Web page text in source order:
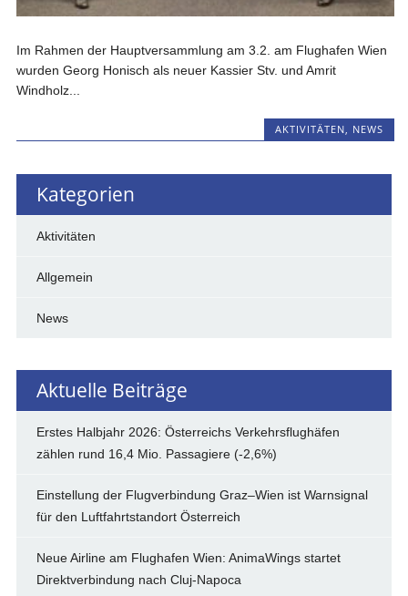
Im Rahmen der Hauptversammlung am 3.2. am Flughafen Wien
wurden Georg Honisch als neuer Kassier Stv. und Amrit
Windholz...
AKTIVITÄTEN, NEWS
Kategorien
Aktivitäten
Allgemein
News
Aktuelle Beiträge
Erstes Halbjahr 2026: Österreichs Verkehrsflughäfen
zählen rund 16,4 Mio. Passagiere (-2,6%)
Einstellung der Flugverbindung Graz–Wien ist Warnsignal
für den Luftfahrtstandort Österreich
Neue Airline am Flughafen Wien: AnimaWings startet
Direktverbindung nach Cluj-Napoca